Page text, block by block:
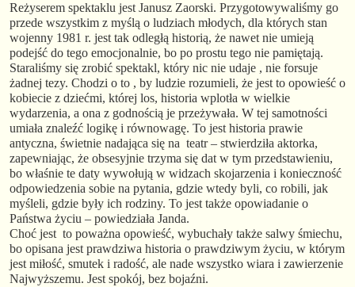
Reżyserem spektaklu jest Janusz Zaorski. Przygotowywaliśmy go
przede wszystkim z myślą o ludziach młodych, dla których stan
wojenny 1981 r. jest tak odległą historią, że nawet nie umieją
podejść do tego emocjonalnie, bo po prostu tego nie pamiętają.
Staraliśmy się zrobić spektakl, który nic nie udaje , nie forsuje
żadnej tezy. Chodzi o to , by ludzie rozumieli, że jest to opowieść o
kobiecie z dziećmi, której los, historia wplotła w wielkie
wydarzenia, a ona z godnością je przeżywała. W tej samotności
umiała znaleźć logikę i równowagę. To jest historia prawie
antyczna, świetnie nadająca się na teatr – stwierdziła aktorka,
zapewniając, że obsesyjnie trzyma się dat w tym przedstawieniu,
bo właśnie te daty wywołują w widzach skojarzenia i konieczność
odpowiedzenia sobie na pytania, gdzie wtedy byli, co robili, jak
myśleli, gdzie były ich rodziny. To jest także opowiadanie o
Państwa życiu – powiedziała Janda.
Choć jest to poważna opowieść, wybuchały także salwy śmiechu,
bo opisana jest prawdziwa historia o prawdziwym życiu, w którym
jest miłość, smutek i radość, ale nade wszystko wiara i zawierzenie
Najwyższemu. Jest spokój, bez bojaźni.